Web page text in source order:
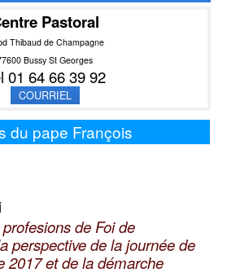
Pastoral
Thibaud de Champagne
Bussy St Georges
01 64 66 39 92
COURRIEL
du pape François
de Foi de
perspective de la journée de
2017 et de la démarche